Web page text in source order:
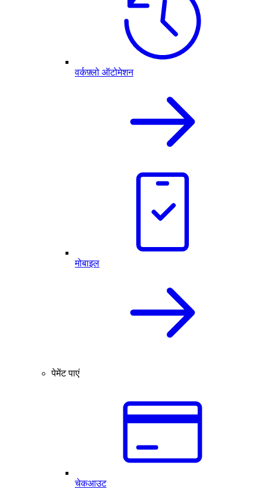
वर्कफ़्लो ऑटोमेशन
मोबाइल
पेमेंट पाएं
चेकआउट